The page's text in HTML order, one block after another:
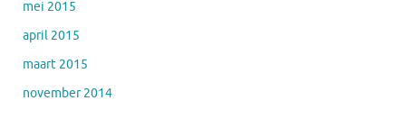
mei 2015
april 2015
maart 2015
november 2014